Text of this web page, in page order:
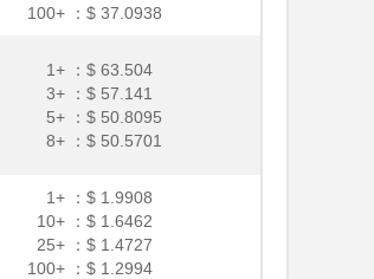
100+ ：$ 37.0938
1+ ：$ 63.504
3+ ：$ 57.141
5+ ：$ 50.8095
8+ ：$ 50.5701
1+ ：$ 1.9908
10+ ：$ 1.6462
25+ ：$ 1.4727
100+ ：$ 1.2994